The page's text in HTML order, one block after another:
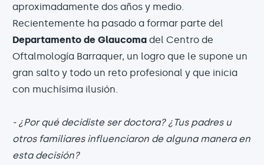
aproximadamente dos años y medio.
Recientemente ha pasado a formar parte del
Departamento de Glaucoma del Centro de
Oftalmología Barraquer, un logro que le supone un
gran salto y todo un reto profesional y que inicia
con muchísima ilusión.
- ¿Por qué decidiste ser doctora? ¿Tus padres u
otros familiares influenciaron de alguna manera en
esta decisión?